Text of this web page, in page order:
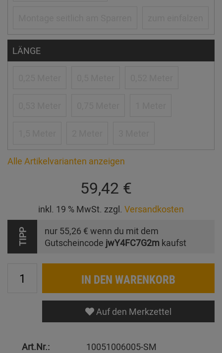
LÄNGE
Alle Artikelvarianten anzeigen
59,42 €
inkl. 19 % MwSt. zzgl. Versandkosten
TIPP nur 55,26 € wenn du mit dem
Gutscheincode jwY4FC7G2m kaufst
IN DEN WARENKORB
Auf den Merkzettel
Art.Nr.:
10051006005-SM